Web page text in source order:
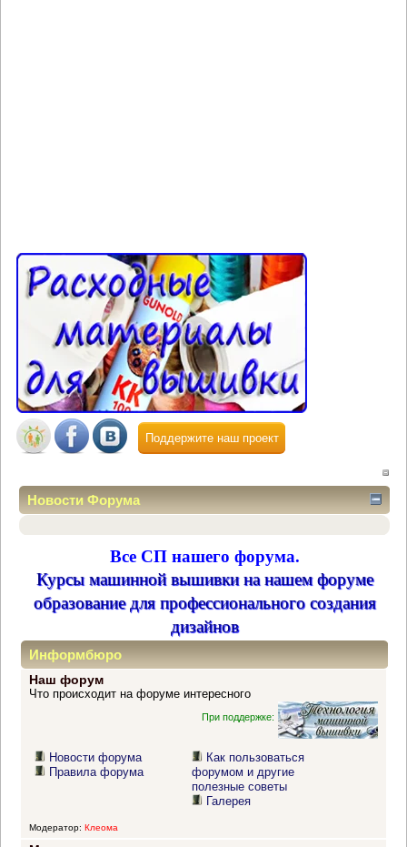
Поддержите наш проект
Новости Форума
Все СП нашего форума.
Курсы машинной вышивки на нашем форуме
образование для профессионального создания
дизайнов
Информбюро
Наш форум
Что происходит на форуме интересного
При поддержке:
Новости форума
Правила форума
Как пользоваться
форумом и другие
полезные советы
Галерея
Модератор: Клеома